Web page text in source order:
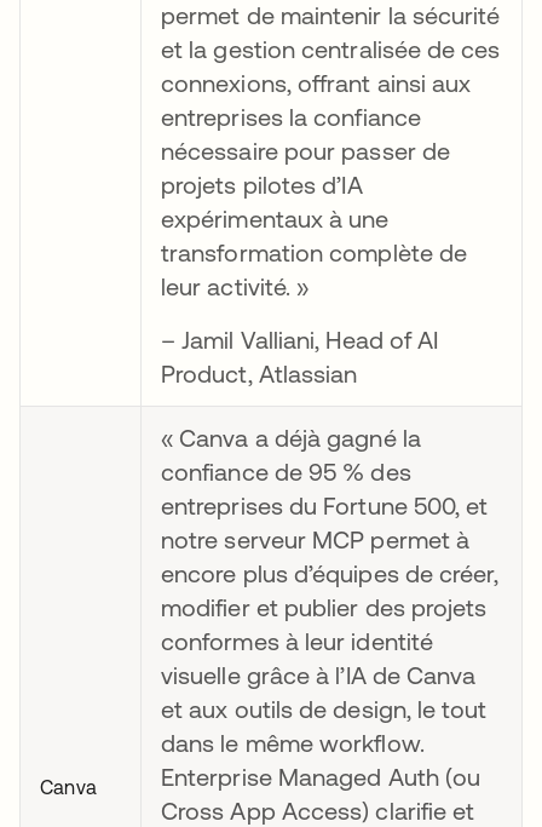
permet de maintenir la sécurité
et la gestion centralisée de ces
connexions, offrant ainsi aux
entreprises la confiance
nécessaire pour passer de
projets pilotes d’IA
expérimentaux à une
transformation complète de
leur activité. »
– Jamil Valliani, Head of AI
Product, Atlassian
Canva
« Canva a déjà gagné la
confiance de 95 % des
entreprises du Fortune 500, et
notre serveur MCP permet à
encore plus d’équipes de créer,
modifier et publier des projets
conformes à leur identité
visuelle grâce à l’IA de Canva
et aux outils de design, le tout
dans le même workflow.
Enterprise Managed Auth (ou
Cross App Access) clarifie et